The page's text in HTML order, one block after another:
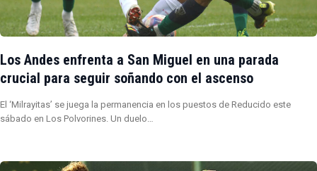
Los Andes enfrenta a San Miguel en una parada
crucial para seguir soñando con el ascenso
El ‘Milrayitas’ se juega la permanencia en los puestos de Reducido este
sábado en Los Polvorines. Un duelo…